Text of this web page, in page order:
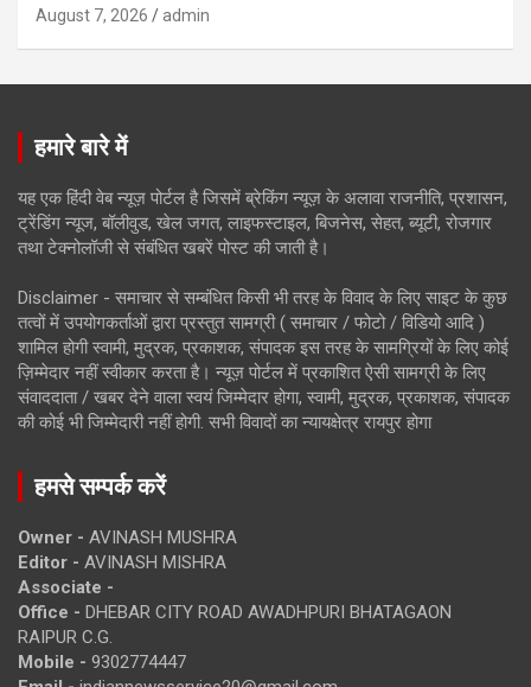
August 7, 2026 admin
हमारे बारे में
यह एक हिंदी वेब न्यूज़ पोर्टल है जिसमें ब्रेकिंग न्यूज़ के अलावा राजनीति, प्रशासन,
ट्रेंडिंग न्यूज, बॉलीवुड, खेल जगत, लाइफस्टाइल, बिजनेस, सेहत, ब्यूटी, रोजगार
तथा टेक्नोलॉजी से संबंधित खबरें पोस्ट की जाती है।
Disclaimer - समाचार से सम्बंधित किसी भी तरह के विवाद के लिए साइट के कुछ
तत्वों में उपयोगकर्ताओं द्वारा प्रस्तुत सामग्री ( समाचार / फोटो / विडियो आदि )
शामिल होगी स्वामी, मुद्रक, प्रकाशक, संपादक इस तरह के सामग्रियों के लिए कोई
ज़िम्मेदार नहीं स्वीकार करता है। न्यूज़ पोर्टल में प्रकाशित ऐसी सामग्री के लिए
संवाददाता / खबर देने वाला स्वयं जिम्मेदार होगा, स्वामी, मुद्रक, प्रकाशक, संपादक
की कोई भी जिम्मेदारी नहीं होगी. सभी विवादों का न्यायक्षेत्र रायपुर होगा
हमसे सम्पर्क करें
Owner - AVINASH MUSHRA
Editor - AVINASH MISHRA
Associate -
Office - DHEBAR CITY ROAD AWADHPURI BHATAGAON
RAIPUR C.G.
Mobile - 9302774447